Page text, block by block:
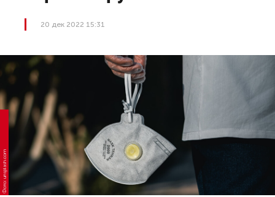
20 дек 2022 15:31
Фото: unsplash.com